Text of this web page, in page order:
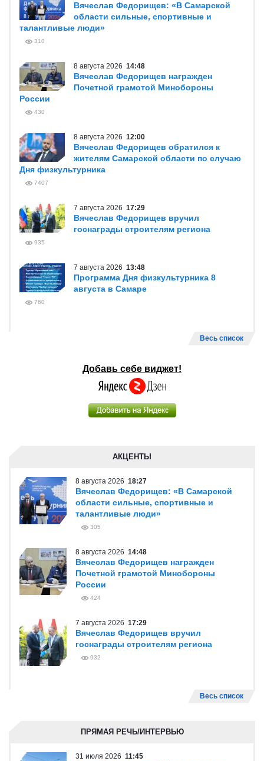
Вячеслав Федорищев: «В Самарской
области сильные, спортивные и
талантливые люди»
310
8 августа 2026 14:48
Вячеслав Федорищев награжден
Почетной грамотой Минобороны
России
430
8 августа 2026 12:00
Вячеслав Федорищев обратился к
жителям Самарской области по случаю
Дня физкультурника
7407
7 августа 2026 17:29
Вячеслав Федорищев вручил
госнаграды строителям региона
935
7 августа 2026 13:48
Программа Дня физкультурника 8
августа в Самаре
760
Весь список
Добавь себе виджет!
АКЦЕНТЫ
8 августа 2026 18:27
Вячеслав Федорищев: «В Самарской
области сильные, спортивные и
талантливые люди»
305
8 августа 2026 14:48
Вячеслав Федорищев награжден
Почетной грамотой Минобороны
России
424
7 августа 2026 17:29
Вячеслав Федорищев вручил
госнаграды строителям региона
932
Весь список
ПРЯМАЯ РЕЧЬ/ИНТЕРВЬЮ
31 июля 2026 11:45